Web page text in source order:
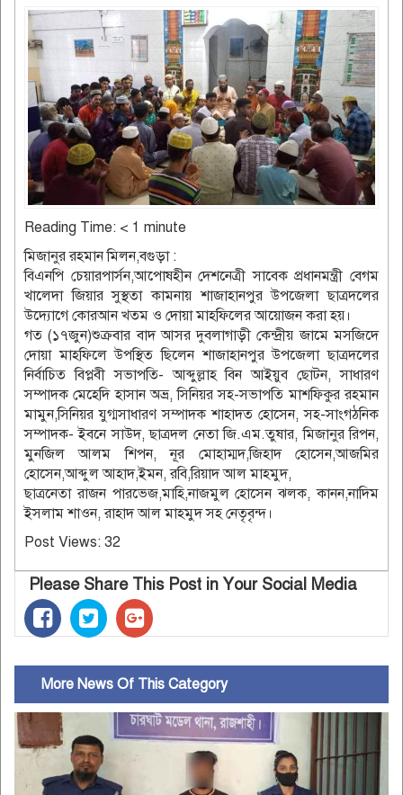
Reading Time: < 1 minute
মিজানুর রহমান মিলন,বগুড়া :
বিএনপি চেয়ারপার্সন,আপোষহীন দেশনেত্রী সাবেক প্রধানমন্ত্রী বেগম
খালেদা জিয়ার সুস্থতা কামনায় শাজাহানপুর উপজেলা ছাত্রদলের
উদ্যোগে কোরআন খতম ও দোয়া মাহফিলের আয়োজন করা হয়।
গত (‌১৭জুন)শুক্রবার বাদ আসর দুবলাগাড়ী কেন্দ্রীয় জামে মসজিদে
দোয়া মাহফিলে উপস্থিত ছিলেন শাজাহানপুর উপজেলা ছাত্রদলের
নির্বাচিত বিপ্লবী সভাপতি- আব্দুল্লাহ বিন আইয়ুব ছোটন, সাধারণ
সম্পাদক মেহেদি হাসান অভ্র, সিনিয়র সহ-সভাপতি মাশফিকুর রহমান
মামুন,সিনিয়র যুগ্মসাধারণ সম্পাদক শাহাদত হোসেন, সহ-সাংগঠনিক
সম্পাদক- ইবনে সাউদ, ছাত্রদল নেতা জি.এম.তুষার, মিজানুর রিপন,
মুনজিল আলম শিপন, নূর মোহাম্মদ,জিহাদ হোসেন,আজমির
হোসেন,আব্দুল আহাদ,ইমন, রবি,রিয়াদ আল মাহমুদ,
ছাত্রনেতা রাজন পারভেজ,মাহি,নাজমুল হোসেন ঝলক, কানন,নাদিম
ইসলাম শাওন, রাহাদ আল মাহমুদ সহ নেতৃবৃন্দ।
Post Views: 32
Please Share This Post in Your Social Media
More News Of This Category